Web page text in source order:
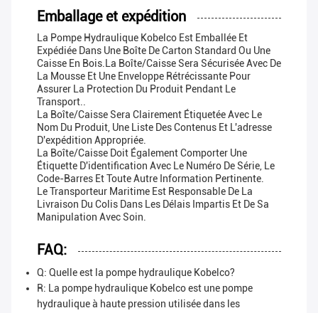
Emballage et expédition
La Pompe Hydraulique Kobelco Est Emballée Et
Expédiée Dans Une Boîte De Carton Standard Ou Une
Caisse En Bois.La Boîte/caisse Sera Sécurisée Avec De
La Mousse Et Une Enveloppe Rétrécissante Pour
Assurer La Protection Du Produit Pendant Le
Transport..
La Boîte/caisse Sera Clairement Étiquetée Avec Le
Nom Du Produit, Une Liste Des Contenus Et L'adresse
D'expédition Appropriée.
La Boîte/caisse Doit Également Comporter Une
Étiquette D'identification Avec Le Numéro De Série, Le
Code-Barres Et Toute Autre Information Pertinente.
Le Transporteur Maritime Est Responsable De La
Livraison Du Colis Dans Les Délais Impartis Et De Sa
Manipulation Avec Soin.
FAQ:
Q: Quelle est la pompe hydraulique Kobelco?
R: La pompe hydraulique Kobelco est une pompe
hydraulique à haute pression utilisée dans les